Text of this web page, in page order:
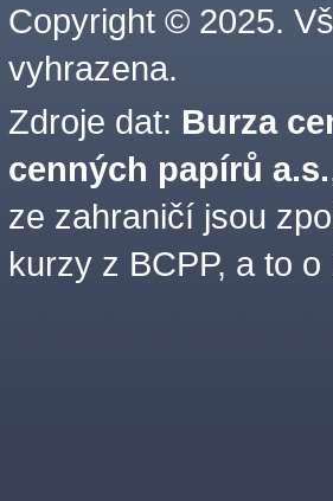
Copyright © 2025.
vyhrazena.
Zdroje dat: Burza
cenných papírů a.s.
ze zahraničí jsou
kurzy z BCPP, a to o